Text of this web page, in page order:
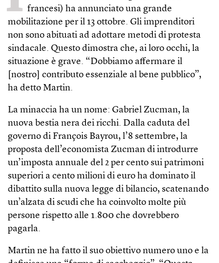
francesi) ha annunciato una grande
mobilitazione per il 13 ottobre. Gli imprenditori
non sono abituati ad adottare metodi di protesta
sindacale. Questo dimostra che, ai loro occhi, la
situazione è grave. “Dobbiamo affermare il
[nostro] contributo essenziale al bene pubblico”,
ha detto Martin.
La minaccia ha un nome: Gabriel Zucman, la
nuova bestia nera dei ricchi. Dalla caduta del
governo di François Bayrou, l’8 settembre, la
proposta dell’economista Zucman di introdurre
un’imposta annuale del 2 per cento sui patrimoni
superiori a cento milioni di euro ha dominato il
dibattito sulla nuova legge di bilancio, scatenando
un’alzata di scudi che ha coinvolto molte più
persone rispetto alle 1.800 che dovrebbero
pagarla.
Martin ne ha fatto il suo obiettivo numero uno e la